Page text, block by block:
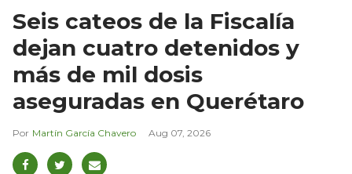
Seis cateos de la Fiscalía
dejan cuatro detenidos y
más de mil dosis
aseguradas en Querétaro
Martín García Chavero Aug 07, 2026